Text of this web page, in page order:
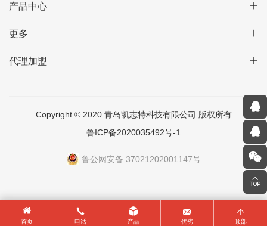
产品中心
更多
代理加盟
Copyright © 2020 青岛凯志特科技有限公司 版权所有
鲁ICP备2020035492号-1
鲁公网安备 37021202001147号
首页 电话 产品 优劣 顶部